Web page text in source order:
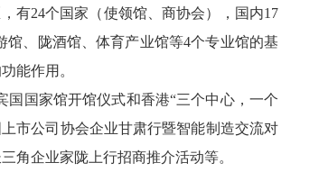
有24个国家（使领馆、商协会），国内17
、陇酒馆、体育产业馆等4个专业馆的基
能作用。
国家馆开馆仪式和香港“三个中心，一个
市公司协会企业甘肃行暨智能制造交流对
企业家陇上行招商推介活动等。